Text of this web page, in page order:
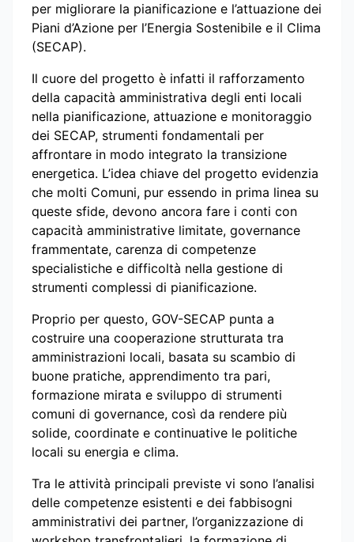
per migliorare la pianificazione e l’attuazione dei
Piani d’Azione per l’Energia Sostenibile e il Clima
(SECAP).
Il cuore del progetto è infatti il rafforzamento
della capacità amministrativa degli enti locali
nella pianificazione, attuazione e monitoraggio
dei SECAP, strumenti fondamentali per
affrontare in modo integrato la transizione
energetica. L’idea chiave del progetto evidenzia
che molti Comuni, pur essendo in prima linea su
queste sfide, devono ancora fare i conti con
capacità amministrative limitate, governance
frammentate, carenza di competenze
specialistiche e difficoltà nella gestione di
strumenti complessi di pianificazione.
Proprio per questo, GOV-SECAP punta a
costruire una cooperazione strutturata tra
amministrazioni locali, basata su scambio di
buone pratiche, apprendimento tra pari,
formazione mirata e sviluppo di strumenti
comuni di governance, così da rendere più
solide, coordinate e continuative le politiche
locali su energia e clima.
Tra le attività principali previste vi sono l’analisi
delle competenze esistenti e dei fabbisogni
amministrativi dei partner, l’organizzazione di